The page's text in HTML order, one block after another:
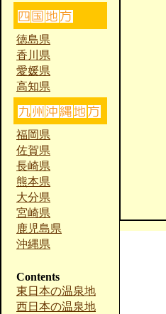
徳島県
香川県
愛媛県
高知県
福岡県
佐賀県
長崎県
熊本県
大分県
宮崎県
鹿児島県
沖縄県
Contents
東日本の温泉地
西日本の温泉地